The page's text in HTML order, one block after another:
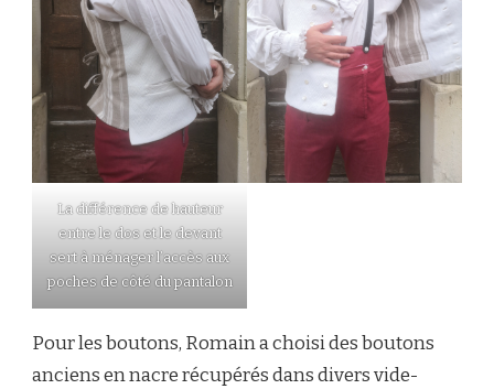
La différence de hauteur
entre le dos et le devant
sert à ménager l’accès aux
poches de côté du pantalon
Pour les boutons, Romain a choisi des boutons
anciens en nacre récupérés dans divers vide-